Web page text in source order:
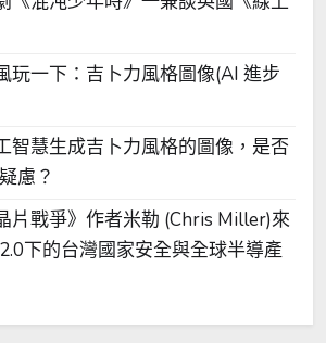
玩一下：吉卜力風格圖像(AI 進步
智慧生成吉卜力風格的圖像，是否
慮？
片戰爭》作者米勒 (Chris Miller)來
下的台灣國家安全與全球半導產